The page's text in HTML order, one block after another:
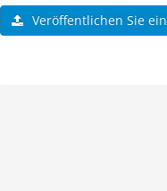
Veröffentlichen Sie